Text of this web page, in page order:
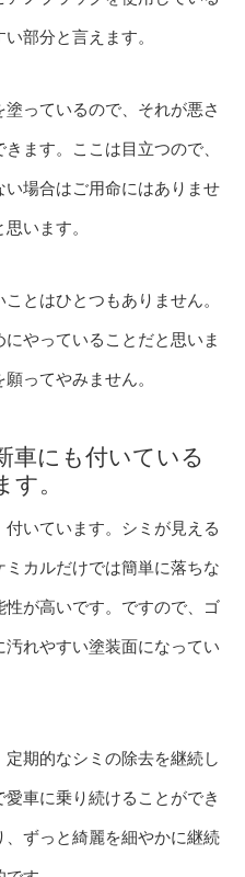
部分と言えます。
っているので、それが悪さ
ます。ここは目立つので、
場合はご用命にはありませ
います。
とはひとつもありません。
やっていることだと思いま
ってやみません。
車にも付いている
。
いています。シミが見える
カルだけでは簡単に落ちな
が高いです。ですので、ゴ
れやすい塗装面になってい
期的なシミの除去を継続し
車に乗り続けることができ
、ずっと綺麗を細やかに継続